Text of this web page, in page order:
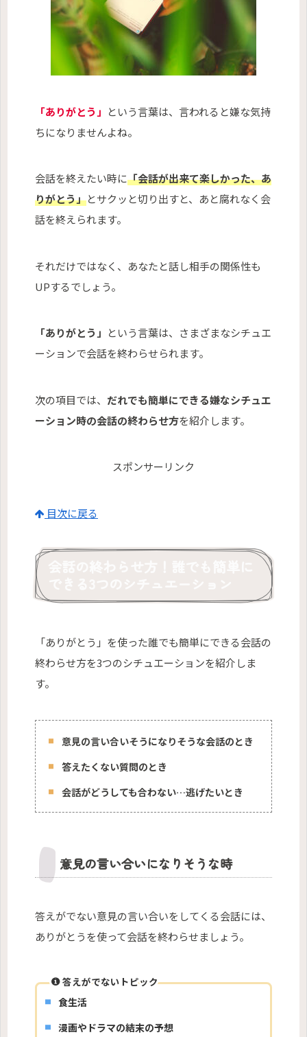
「ありがとう」 という言葉は、言われると嫌な気持
ちになりませんよね。
会話を終えたい時に「会話が出来て楽しかった、あ
りがとう」とサクッと切り出すと、あと腐れなく会
話を終えられます。
それだけではなく、あなたと話し相手の関係性も
UPするでしょう。
「ありがとう」 という言葉は、さまざまなシチュエ
ーションで会話を終わらせられます。
次の項目では、 だれでも簡単にできる嫌なシチュエ
ーション時の会話の終わらせ方を紹介します。
スポンサーリンク
目次に戻る
「ありがとう」を使った誰でも簡単にできる会話の
終わらせ方を3つのシチュエーションを紹介しま
す。
意見の言い合いそうになりそうな会話のとき
答えたくない質問のとき
会話がどうしても合わない…逃げたいとき
意見の言い合いになりそうな時
答えがでない意見の言い合いをしてくる会話には、
ありがとうを使って会話を終わらせましょう。
答えがでないトピック
食生活
漫画やドラマの結末の予想